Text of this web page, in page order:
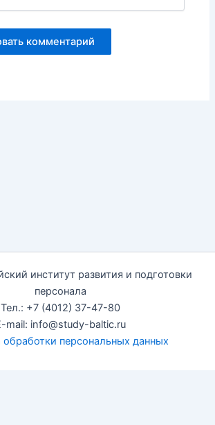
институт развития и подготовки
персонала
Тел.: +7 (4012) 37-47-80
mail: info@study-baltic.ru
обработки персональных данных